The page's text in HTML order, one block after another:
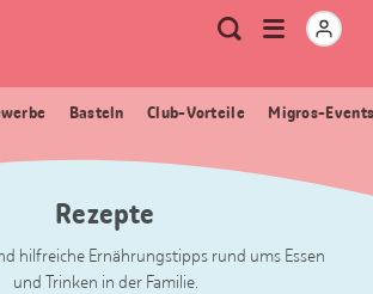
Meta
Navigation
Suche
Menu
öffnen
Basteln Club-Vorteile Migros-
Rezepte
hilfreiche Ernährungstipps rund ums Essen
und Trinken in der Familie.